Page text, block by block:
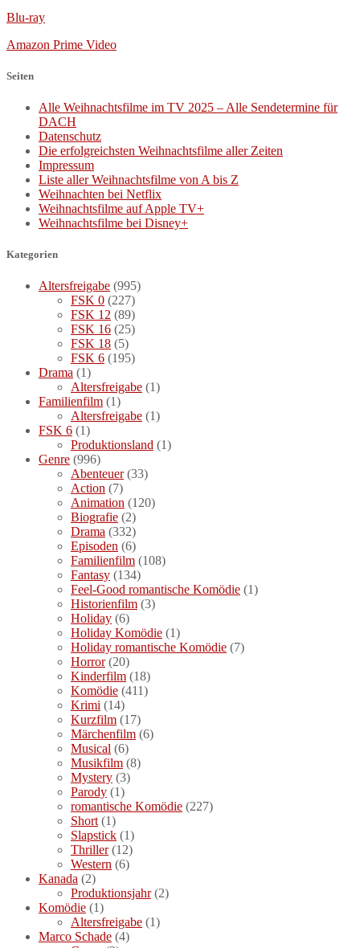
Blu-ray
Amazon Prime Video
Seiten
Alle Weihnachtsfilme im TV 2025 – Alle Sendetermine für
DACH
Datenschutz
Die erfolgreichsten Weihnachtsfilme aller Zeiten
Impressum
Liste aller Weihnachtsfilme von A bis Z
Weihnachten bei Netflix
Weihnachtsfilme auf Apple TV+
Weihnachtsfilme bei Disney+
Kategorien
Altersfreigabe (995)
FSK 0 (227)
FSK 12 (89)
FSK 16 (25)
FSK 18 (5)
FSK 6 (195)
Drama (1)
Altersfreigabe (1)
Familienfilm (1)
Altersfreigabe (1)
FSK 6 (1)
Produktionsland (1)
Genre (996)
Abenteuer(33)
Action (7)
Animation (120)
Biografie (2)
Drama (332)
Episoden (6)
Familienfilm (108)
Fantasy (134)
Feel-Good romantische Komödie (1)
Historienfilm (3)
Holiday (6)
Holiday Komödie (1)
Holiday romantische Komödie (7)
Horror(20)
Kinderfilm (18)
Komödie (411)
Krimi (14)
Kurzfilm (17)
Märchenfilm (6)
Musical (6)
Musikfilm (8)
Mystery (3)
Parody (1)
romantische Komödie (227)
Short(1)
Slapstick (1)
Thriller(12)
Western (6)
Kanada (2)
Produktionsjahr(2)
Komödie (1)
Altersfreigabe (1)
Marco Schade (4)